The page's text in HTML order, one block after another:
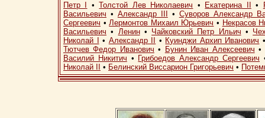
Петр I •Толстой Лев Николаевич • Екатерина II •
Васильевич • Александр III • Суворов Александр
Сергеевич •Лермонтов Михаил Юрьевич • Некрасов
Васильевич • Ленин• Чайковский Петр Ильич •
Николай I
• Александр II • Куинджи Архип Иванович
Тютчев Федор Иванович • Бунин Иван Алексеевич •
Василий Никитич • Грибоедов Александр Сергеевич
Николай II
• Белинский Виссарион Григорьевич •